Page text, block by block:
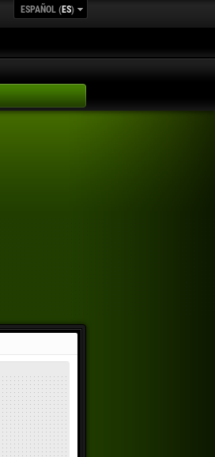
ESPAÑOL (ES)